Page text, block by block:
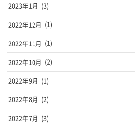
2023年1月 (3)
2022年12月 (1)
2022年11月 (1)
2022年10月 (2)
2022年9月 (1)
2022年8月 (2)
2022年7月 (3)